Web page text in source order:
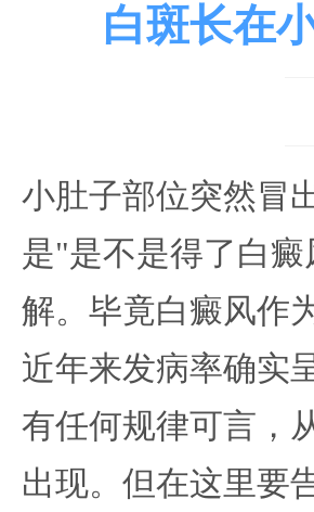
白斑长在
小肚子部位突然冒
是"是不是得了白
解。毕竟白癜风作
近年来发病率确实
有任何规律可言，
出现。但在这里要